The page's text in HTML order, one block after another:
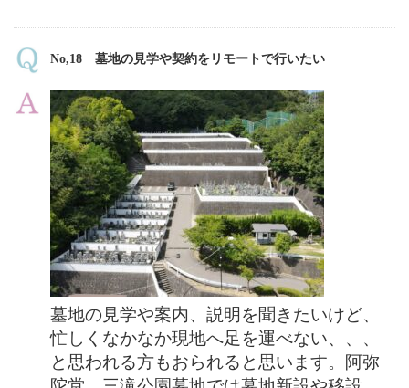
No,18 墓地の見学や契約をリモートで行いたい
墓地の見学や案内、説明を聞きたいけど、
忙しくなかなか現地へ足を運べない、、、
と思われる方もおられると思います。阿弥